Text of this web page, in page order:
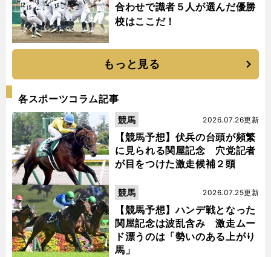
合わせで識者５人が選んだ優勝
校はここだ！
もっと見る
各スポーツコラム記事
【競馬予想】伏兵の台頭が頻繁
に見られる関屋記念 穴党記者
が目をつけた激走候補２頭
2026.07.26更新
競馬
【競馬予想】ハンデ戦となった
関屋記念は波乱含み 激走ムー
ド漂うのは「勢いのある上がり
馬」
2026.07.25更新
競馬